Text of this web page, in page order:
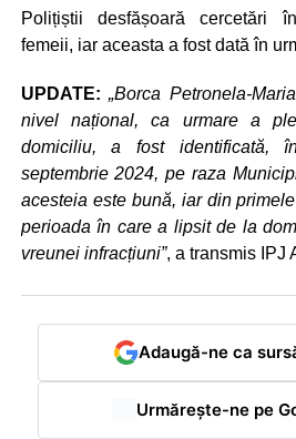
Polițiștii desfășoară cercetări
femeii, iar aceasta a fost dată în
UPDATE: „Borca Petronela-
nivel național, ca urmare a
domiciliu, a fost identificată,
septembrie 2024, pe raza
acesteia este bună, iar din
perioada în care a lipsit de la
vreunei infracțiuni”, a transmis IPJ
Adaugă-ne ca
Urmărește-ne pe